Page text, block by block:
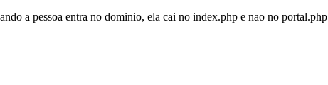
a pessoa entra no dominio, ela cai no index.php e nao no portal.php